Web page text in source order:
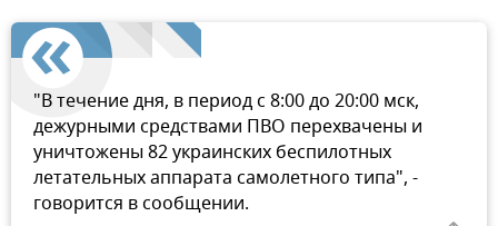
"В течение дня, в период с 8:00 до 20:00 мск,
дежурными средствами ПВО перехвачены и
уничтожены 82 украинских беспилотных
летательных аппарата самолетного типа", -
говорится в сообщении.